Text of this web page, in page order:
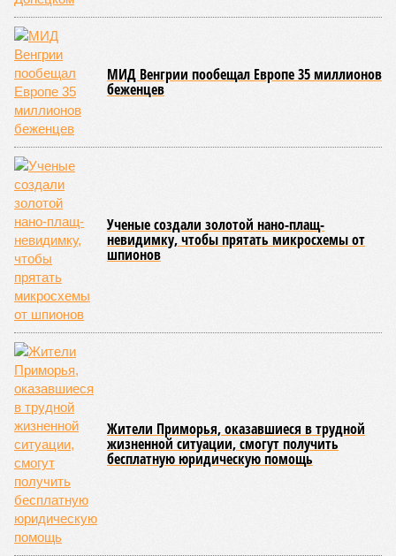
взяла цифры с потолка. Отдельно стоит отметить, что
заключённый в 2008 году между Арменией и ОАО «РЖД»
концессионный договор, согласно которому российская
компания получила в управление «железку» республики до
2038-го, вероятно, вовсе не предусматривает такой
постановки вопроса.
Неудивительно, что гендиректор РЖД
реагируя на словесные интервенции Пашиняна, выступил
со словно растерянно-обиженным комментарием. И,
кажется, стало только хуже. Как отметил менеджер, ЮКЖД
и РЖД«последовательно и в полном объёме исполняют
взятые на себя обязательства в рамках концессионного
договора от 2008 года». «Концессия дала Армении
современную железную дорогу, при этом освободив
бюджет республики от затрат на её восстановление и
содержание. Дивиденды акционеру никогда не
выплачивались, вся прибыль шла на развитие железной
дороги», – добавил Белозёров.
И в самом деле. Российская сторона поставляла Армении
вагоны, по первому чиху ремонтировала пути, в том числе
повреждённые стихией, выплатила в казну закавказской
республики 15 млрд рублей налогов, пускала прибыль на
развитие местной железнодорожной инфраструктуры.
Из слов Белозёрова и приведённых фактов легко сделать
вывод о том, что ОАО «РЖД» занималось в Армении не
деловой активностью, а сугубой благотворительностью, не
инвестировало, а раздавало пожертвования, не